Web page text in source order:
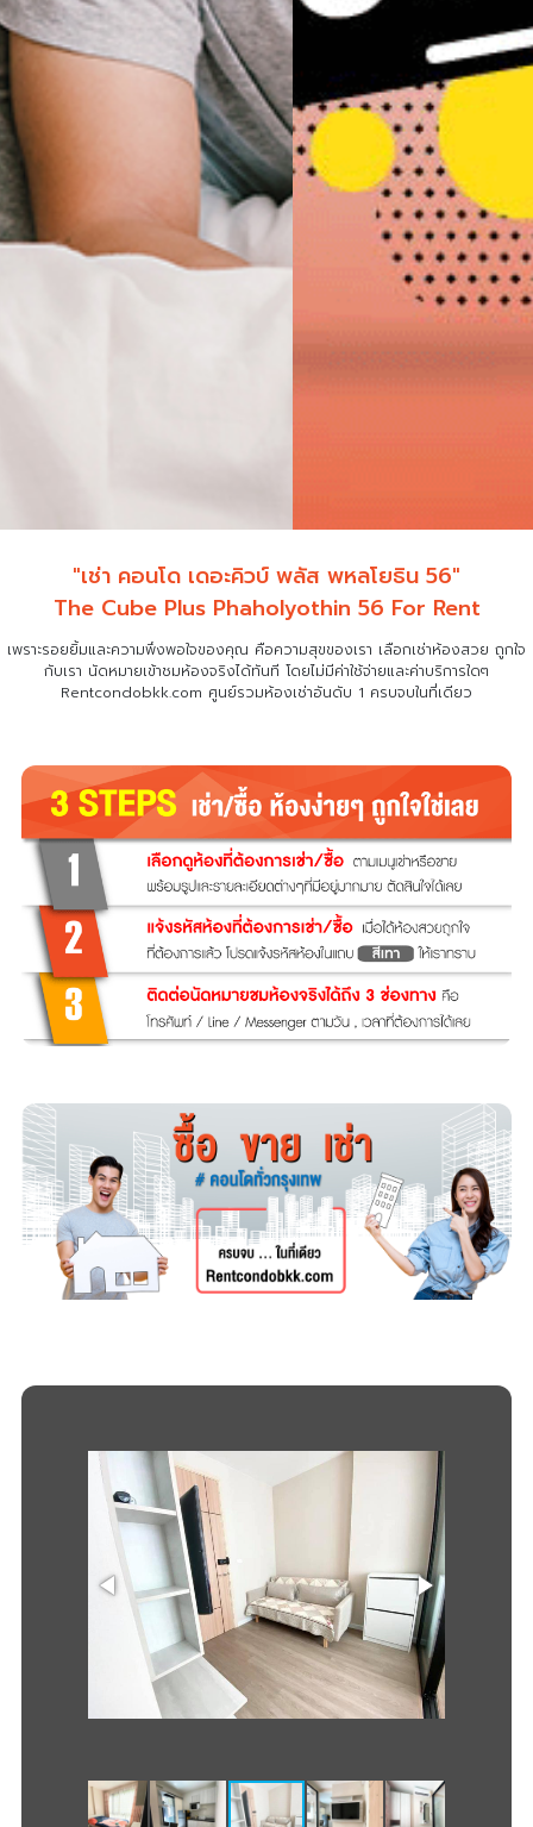
"เช่า คอนโด เดอะคิวบ์ พลัส พหลโยธิน 56"
The Cube Plus Phaholyothin 56 For Rent
เพราะรอยยิ้มและความพึงพอใจของคุณ คือความสุขของเรา เลือกเช่าห้องสวย ถูกใจ
กับเรา นัดหมายเข้าชมห้องจริงได้ทันที โดยไม่มีค่าใช้จ่ายและค่าบริการใดๆ
Rentcondobkk.com ศูนย์รวมห้องเช่าอันดับ 1 ครบจบในที่เดียว